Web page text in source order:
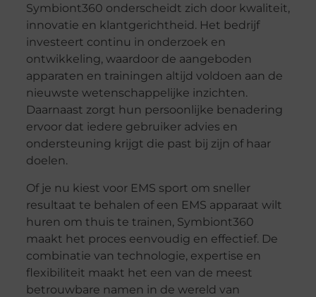
Symbiont360 onderscheidt zich door kwaliteit,
innovatie en klantgerichtheid. Het bedrijf
investeert continu in onderzoek en
ontwikkeling, waardoor de aangeboden
apparaten en trainingen altijd voldoen aan de
nieuwste wetenschappelijke inzichten.
Daarnaast zorgt hun persoonlijke benadering
ervoor dat iedere gebruiker advies en
ondersteuning krijgt die past bij zijn of haar
doelen.
Of je nu kiest voor EMS sport om sneller
resultaat te behalen of een EMS apparaat wilt
huren om thuis te trainen, Symbiont360
maakt het proces eenvoudig en effectief. De
combinatie van technologie, expertise en
flexibiliteit maakt het een van de meest
betrouwbare namen in de wereld van